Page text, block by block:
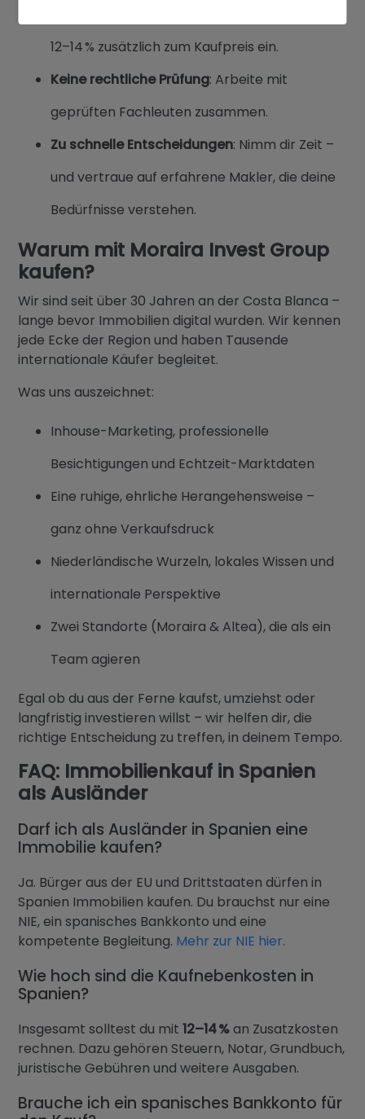
12–14 % zusätzlich zum Kaufpreis ein.
Keine rechtliche Prüfung: Arbeite mit
geprüften Fachleuten zusammen.
Zu schnelle Entscheidungen: Nimm dir Zeit –
und vertraue auf erfahrene Makler, die deine
Bedürfnisse verstehen.
Warum mit Moraira Invest Group
kaufen?
Wir sind seit über 30 Jahren an der Costa Blanca –
lange bevor Immobilien digital wurden. Wir kennen
jede Ecke der Region und haben Tausende
internationale Käufer begleitet.
Was uns auszeichnet:
Inhouse-Marketing, professionelle
Besichtigungen und Echtzeit-Marktdaten
Eine ruhige, ehrliche Herangehensweise –
ganz ohne Verkaufsdruck
Niederländische Wurzeln, lokales Wissen und
internationale Perspektive
Zwei Standorte (Moraira & Altea), die als ein
Team agieren
Egal ob du aus der Ferne kaufst, umziehst oder
langfristig investieren willst – wir helfen dir, die
richtige Entscheidung zu treffen, in deinem Tempo.
FAQ: Immobilienkauf in Spanien
als Ausländer
Darf ich als Ausländer in Spanien eine
Immobilie kaufen?
Ja. Bürger aus der EU und Drittstaaten dürfen in
Spanien Immobilien kaufen. Du brauchst nur eine
NIE, ein spanisches Bankkonto und eine
kompetente Begleitung. Mehr zur NIE hier.
Wie hoch sind die Kaufnebenkosten in
Spanien?
Insgesamt solltest du mit12–14 %an Zusatzkosten
rechnen. Dazu gehören Steuern, Notar, Grundbuch,
juristische Gebühren und weitere Ausgaben.
Brauche ich ein spanisches Bankkonto für